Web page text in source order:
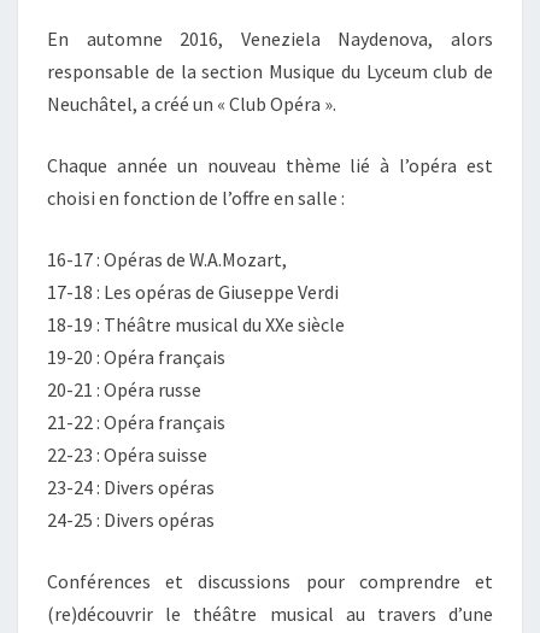
En automne 2016, Veneziela Naydenova, alors
responsable de la section Musique du Lyceum club de
Neuchâtel, a créé un « Club Opéra ».
Chaque année un nouveau thème lié à l’opéra est
choisi en fonction de l’offre en salle :
16-17 : Opéras de W.A.Mozart,
17-18 : Les opéras de Giuseppe Verdi
18-19 : Théâtre musical du XXe siècle
19-20 : Opéra français
20-21 : Opéra russe
21-22 : Opéra français
22-23 : Opéra suisse
23-24 : Divers opéras
24-25 : Divers opéras
Conférences et discussions pour comprendre et
(re)découvrir le théâtre musical au travers d’une